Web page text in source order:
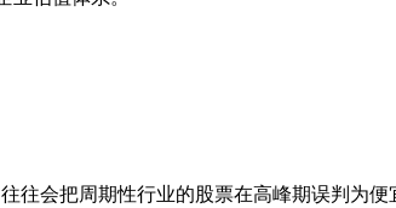
往会把周期性行业的股票在高峰期误判为